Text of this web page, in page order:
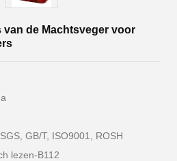
van de Machtsveger voor
GB/T, ISO9001, ROSH
lezen-B112